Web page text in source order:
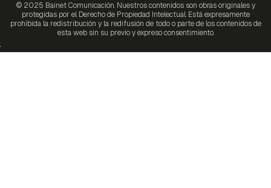
© 2025 Bainet Comunicación. Nuestros contenidos son obras originales y
protegidas por el Derecho de Propiedad Intelectual. Está expresamente
prohibida la redistribución y la redifusión de todo o parte de los contenidos de
esta web sin su previo y expreso consentimiento.